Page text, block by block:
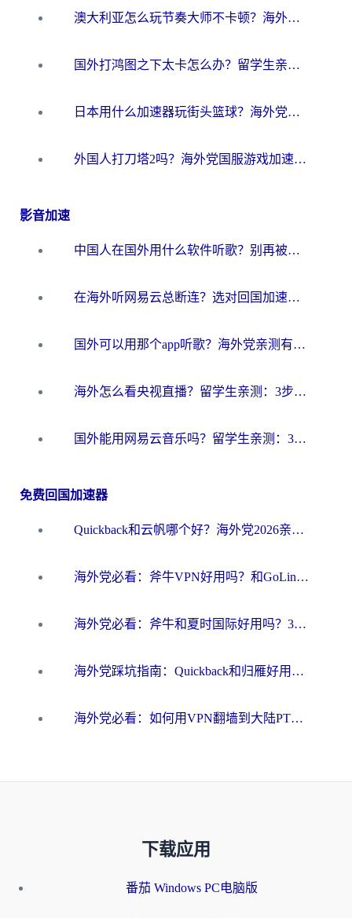
澳大利亚怎么玩节奏大师不卡顿？海外党国服游戏加速终极指南
国外打鸿图之下太卡怎么办？留学生亲测有效的国服游戏加速方案
日本用什么加速器玩街头篮球？海外党国服游戏不卡顿的终极攻略
外国人打刀塔2吗？海外党国服游戏加速避坑全攻略
影音加速
中国人在国外用什么软件听歌？别再被地域限制卡脖子，这篇教你轻松解锁国内音乐库
在海外听网易云总断连？选对回国加速器，告别地区限制和卡顿
国外可以用那个app听歌？海外党亲测有效的回国加速方案，轻松听国内音乐听书
海外怎么看央视直播？留学生亲测：3步解决版权限制+追剧自由
国外能用网易云音乐吗？留学生亲测：3步解决海外听歌难题
免费回国加速器
Quickback和云帆哪个好？海外党2026亲测指南：选对加速器大陆工具，无缝刷国内剧玩国服
海外党必看：斧牛VPN好用吗？和GoLinkVPN对比哪个回国效果更好？
海外党必看：斧牛和夏时国际好用吗？3步选对回国加速器，无缝刷国内资源
海外党踩坑指南：Quickback和归雁好用吗？选对加速器才能无缝刷国内资源
海外党必看：如何用VPN翻墙到大陆PTT？一篇解决你所有回国加速痛点
下载应用
番茄 Windows PC电脑版